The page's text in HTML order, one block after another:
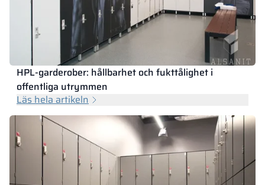
HPL-garderober: hållbarhet och fukttålighet i
offentliga utrymmen
Läs hela artikeln